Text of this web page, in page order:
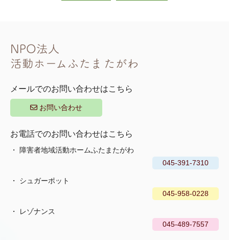
メールでのお問い合わせはこちら
お問い合わせ
お電話でのお問い合わせはこちら
障害者地域活動ホームふたまたがわ
045-391-7310
シュガーポット
045-958-0228
レゾナンス
045-489-7557